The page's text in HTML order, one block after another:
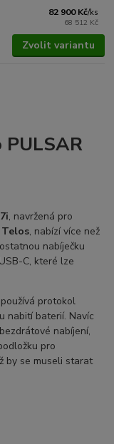
82 900 Kč/ks
68 512 Kč
Zvolit variantu
, navržená pro
Telos, nabízí více než
nabíječku
C, které lze
protokol
nabití baterií. Navíc
nabíjení,
pro
by se museli starat